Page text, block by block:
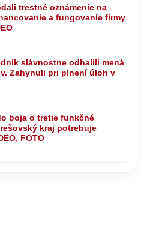
trestné oznámenie na
a fungovanie firmy
slávnostne odhalili mená
Zahynuli pri plnení úloh v
boja o tretie funkčné
kraj potrebuje
FOTO